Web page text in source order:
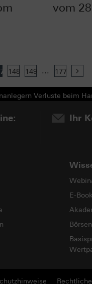
vom
148 149 ... 177
Verluste beim
Ihr
E-